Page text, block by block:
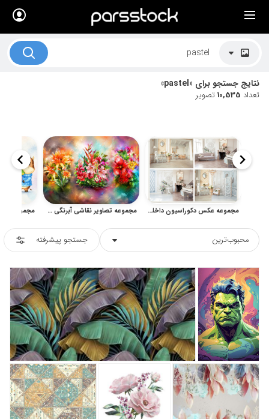
نتایج جستجو برای «pastel»
تعداد 10,535تصویر
مجموعه عکس دکوراسیون داخلی کلاسیک، روشن و لوکس مجموعه تصاویر نقاشی آبرنگی گل طرح‌های هنری و آبستره گل‌های رنگارنگ
محبوب‌ترین جستجو پیشرفته
× لیست قیمت ها
موضوعات تصاویر
هنرمندان ایرانی
کسب درآمد از فروش تصاویر
021 28428845
تماس با ما
بلاگ پارس استاک